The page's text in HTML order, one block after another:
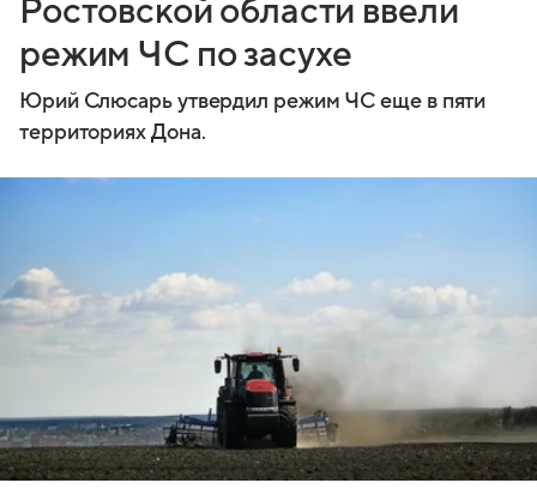
Ростовской области ввели
режим ЧС по засухе
Юрий Слюсарь утвердил режим ЧС еще в пяти
территориях Дона.